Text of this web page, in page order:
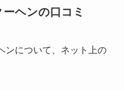
ヘンの口コミ
ンについて、ネット上の